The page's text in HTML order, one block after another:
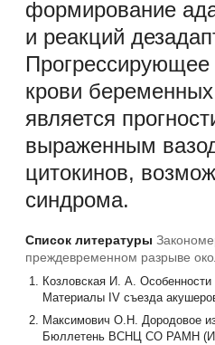
формирование
и реакций
Прогрессирующее
крови
является
выраженным
цитокинов,
синдрома.
Список литературы
преждевременном разрыве
Козловская И. А.
Материалы IV съезда
Максимович О.Н. Дородовое
Бюллетень ВСНЦ СО РАМН